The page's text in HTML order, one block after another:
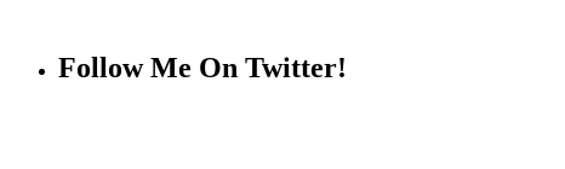
Follow Me On Twitter!